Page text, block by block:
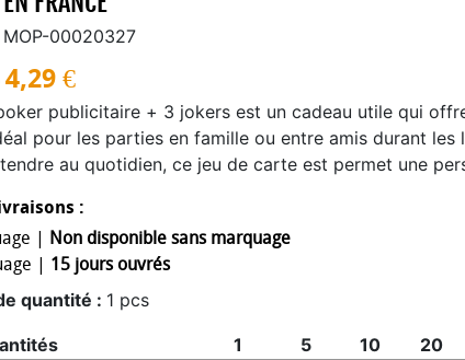
MOP-00020327
4,29 €
publicitaire + 3 jokers est un cadeau utile qui
pour les parties en famille ou entre amis durant les
au quotidien, ce jeu de carte est permet une
dos de chaque cartes. La surface de
bord de 4 mm de large de couleur blanc par défaut
ou une couleur particulière merci de nous
chaque jeu de poker est enveloppé dans un
compris avec le produit Dimensions des cartes : 63
Les prix ci-dessous comprennent une personnalisation
:
| Non disponible sans marquage
| 15 jours ouvrés
quantité : 1 pcs
1 5 10 20